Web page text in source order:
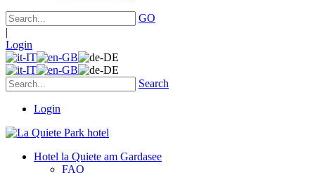
GO
|
Login
Search
Login
Hotel la Quiete am Gardasee
FAQ